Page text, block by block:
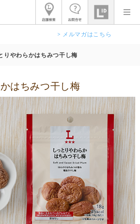
> メルマガはこちら
りやわらかはちみつ干し梅
はちみつ干し梅